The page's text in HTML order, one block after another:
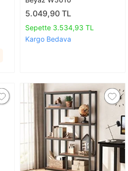
5.049,90 TL
Sepette 3.534,93 TL
Kargo Bedava